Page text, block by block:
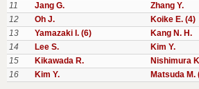
11
Jang G. Zhang Y.
12
Oh J. Koike E. (4)
13
Yamazaki I. (6) Kang N. H.
14
Lee S. Kim Y.
15
Kikawada R. Nishimura
16
Kim Y. Matsuda M.